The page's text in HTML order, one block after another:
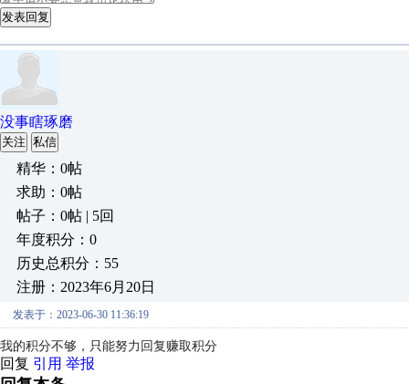
发表回复
没事瞎琢磨
关注 私信
精华：0帖
求助：0帖
帖子：0帖 | 5回
年度积分：0
历史总积分：55
注册：2023年6月20日
发表于：2023-06-30 11:36:19
我的积分不够，只能努力回复赚取积分
回复 引用 举报